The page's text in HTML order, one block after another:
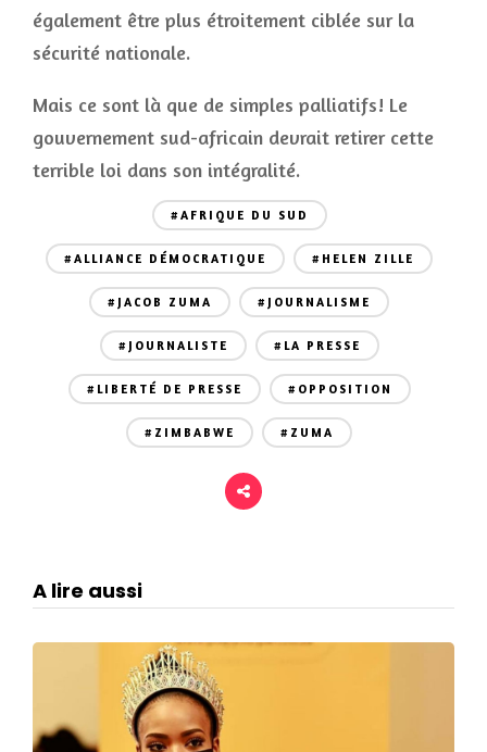
également être plus étroitement ciblée sur la
sécurité nationale.
Mais ce sont là que de simples palliatifs! Le
gouvernement sud-africain devrait retirer cette
terrible loi dans son intégralité.
#AFRIQUE DU SUD
#ALLIANCE DÉMOCRATIQUE #HELEN ZILLE
#JACOB ZUMA #JOURNALISME
#JOURNALISTE #LA PRESSE
#LIBERTÉ DE PRESSE #OPPOSITION
#ZIMBABWE #ZUMA
A lire aussi